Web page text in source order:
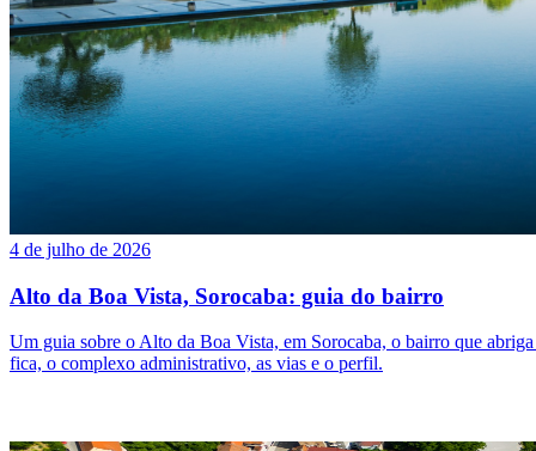
4 de julho de 2026
Alto da Boa Vista, Sorocaba: guia do bairro
Um guia sobre o Alto da Boa Vista, em Sorocaba, o bairro que
fica, o complexo administrativo, as vias e o perfil.